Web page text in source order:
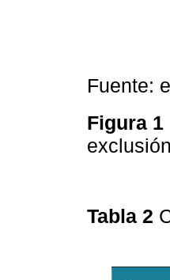
Fuente:
Figura 1
exclusión
Tabla 2